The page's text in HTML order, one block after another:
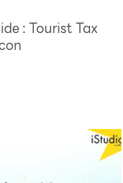
: Tourist Tax